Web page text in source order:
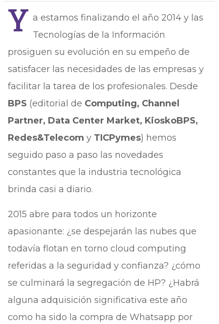
Y a estamos finalizando el año 2014 y las
Tecnologías de la Información
prosiguen su evolución en su empeño de
satisfacer las necesidades de las empresas y
facilitar la tarea de los profesionales. Desde
BPS (editorial de Computing, Channel
Partner, Data Center Market, KioskoBPS,
Redes&Telecom y TICPymes) hemos
seguido paso a paso las novedades
constantes que la industria tecnológica
brinda casi a diario.
2015 abre para todos un horizonte
apasionante: ¿se despejarán las nubes que
todavía flotan en torno cloud computing
referidas a la seguridad y confianza? ¿cómo
se culminará la segregación de HP? ¿Habrá
alguna adquisición significativa este año
como ha sido la compra de Whatsapp por